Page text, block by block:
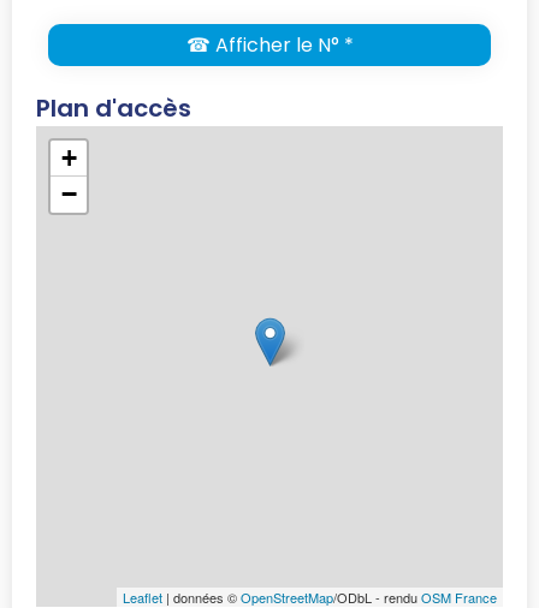
☎ Afficher le N° *
Plan d'accès
+
−
Leaflet | données ©OpenStreetMap/ODbL - renduOSM France